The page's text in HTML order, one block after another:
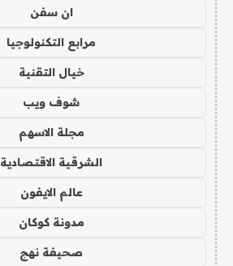
ان سفن
مرابع التكنولوجيا
خيال التقنية
شوف ويب
مجلة الاسهم
الشرقية الاقتصادية
عالم الايفون
مدونة كوكان
صحيفة نهج